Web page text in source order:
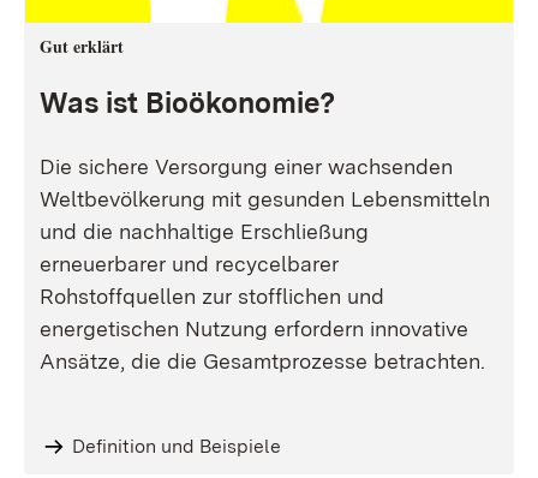
Gut erklärt
Was ist Bioökonomie?
Die sichere Versorgung einer wachsenden
Weltbevölkerung mit gesunden Lebensmitteln
und die nachhaltige Erschließung
erneuerbarer und recycelbarer
Rohstoffquellen zur stofflichen und
energetischen Nutzung erfordern innovative
Ansätze, die die Gesamtprozesse betrachten.
Definition und Beispiele